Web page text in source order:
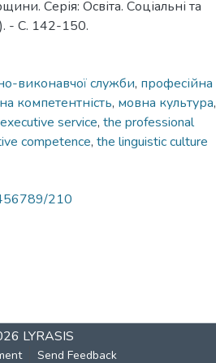
Серія: Освіта. Соціальні та
- С. 142-150.
виконавчої служби, професійна
компетентність, мовна культура,
service, the professional
competence, the linguistic culture
210
LYRASIS
Send Feedback